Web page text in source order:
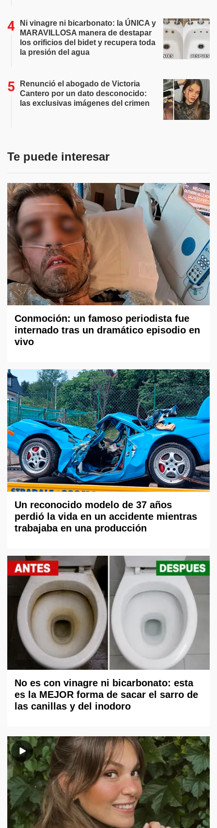
Ni vinagre ni bicarbonato: la ÚNICA y
MARAVILLOSA manera de destapar
los orificios del bidet y recupera toda
la presión del agua
Renunció el abogado de Victoria
Cantero por un dato desconocido:
las exclusivas imágenes del crimen
Te puede interesar
Conmoción: un famoso periodista fue
internado tras un dramático episodio en
vivo
Un reconocido modelo de 37 años
perdió la vida en un accidente mientras
trabajaba en una producción
No es con vinagre ni bicarbonato: esta
es la MEJOR forma de sacar el sarro de
las canillas y del inodoro